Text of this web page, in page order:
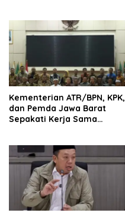
Kementerian ATR/BPN, KPK,
dan Pemda Jawa Barat
Sepakati Kerja Sama
Ekonomi Daerah